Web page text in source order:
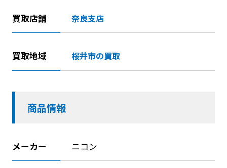
買取店舗 奈良支店
買取地域 桜井市の買取
商品情報
メーカー ニコン